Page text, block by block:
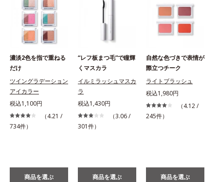
濃淡2色を指で重ねる
だけ
ツイングラデーション
アイカラー
税込1,100円
（4.21 /
734件）
商品を選ぶ
“レフ板まつ毛”で瞳輝
くマスカラ
イルミラッシュマスカ
ラ
税込1,430円
（3.06 /
301件）
商品を選ぶ
自然な色づきで表情が
際立つチーク
ライトブラッシュ
税込1,980円
（4.12 /
245件）
商品を選ぶ